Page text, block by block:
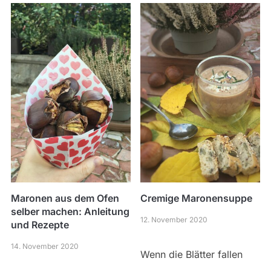
Maronen aus dem Ofen
selber machen: Anleitung
und Rezepte
14. November 2020
Cremige Maronensuppe
12. November 2020
Wenn die Blätter fallen